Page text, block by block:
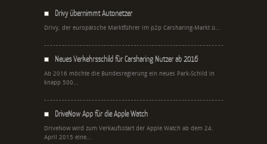
Drivy übernimmt Autonetzer
Drivy, der europäische Marktführer im p2p Carsharing-Markt ü...
Neues Verkehrsschild für Carsharing Nutzer ab 2016
Ab 2016 möchte die Bundesregierung ein neues Park-Schild in
knapp 500...
DriveNow App für die Apple Watch
DriveNow wird zum Verkaufsstart der Apple Watch ab dem 24.
April 2015 eine...